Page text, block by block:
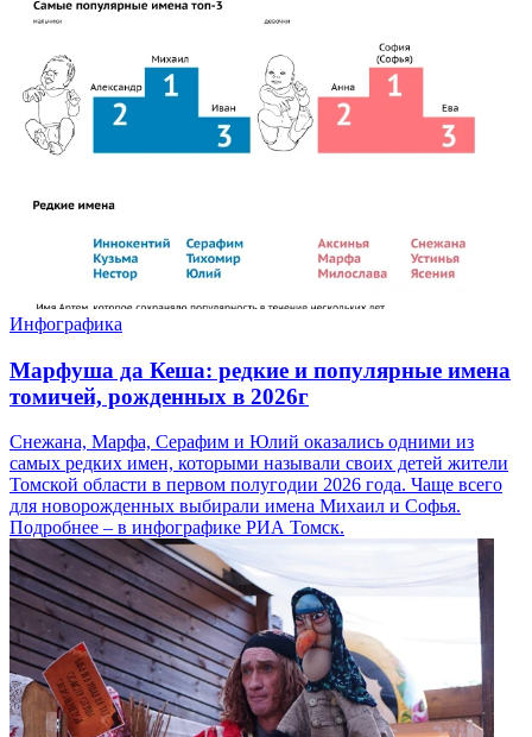
Инфографика
Марфуша да Кеша: редкие и популярные имена
томичей, рожденных в 2026г
Снежана, Марфа, Серафим и Юлий оказались одними из
самых редких имен, которыми называли своих детей жители
Томской области в первом полугодии 2026 года. Чаще всего
для новорожденных выбирали имена Михаил и Софья.
Подробнее – в инфографике РИА Томск.